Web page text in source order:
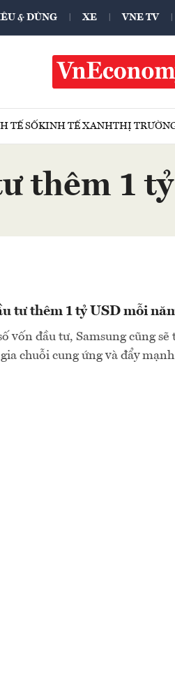
& DÙNG XE VNE TV
TẾ SỐKINH TẾ XANHTHỊ
thêm 1
tư thêm 1 tỷ USD mỗi
vốn đầu tư, Samsung cũng
chuỗi cung ứng và đẩy